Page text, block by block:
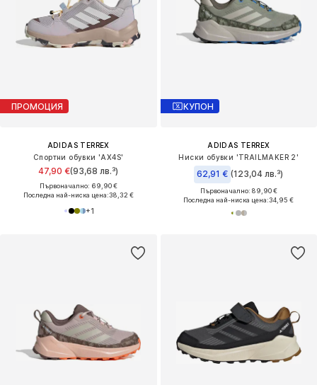
ПРОМОЦИЯ
ADIDAS TERREX
Спортни обувки 'AX4S'
47,90 €(93,68 лв.³)
Първоначално: 69,90 €
Последна най-ниска цена:38,32 €
+1
КУПОН
ADIDAS TERREX
Ниски обувки 'TRAILMAKER 2'
62,91 € (123,04 лв.³)
Първоначално: 89,90 €
Последна най-ниска цена:34,95 €